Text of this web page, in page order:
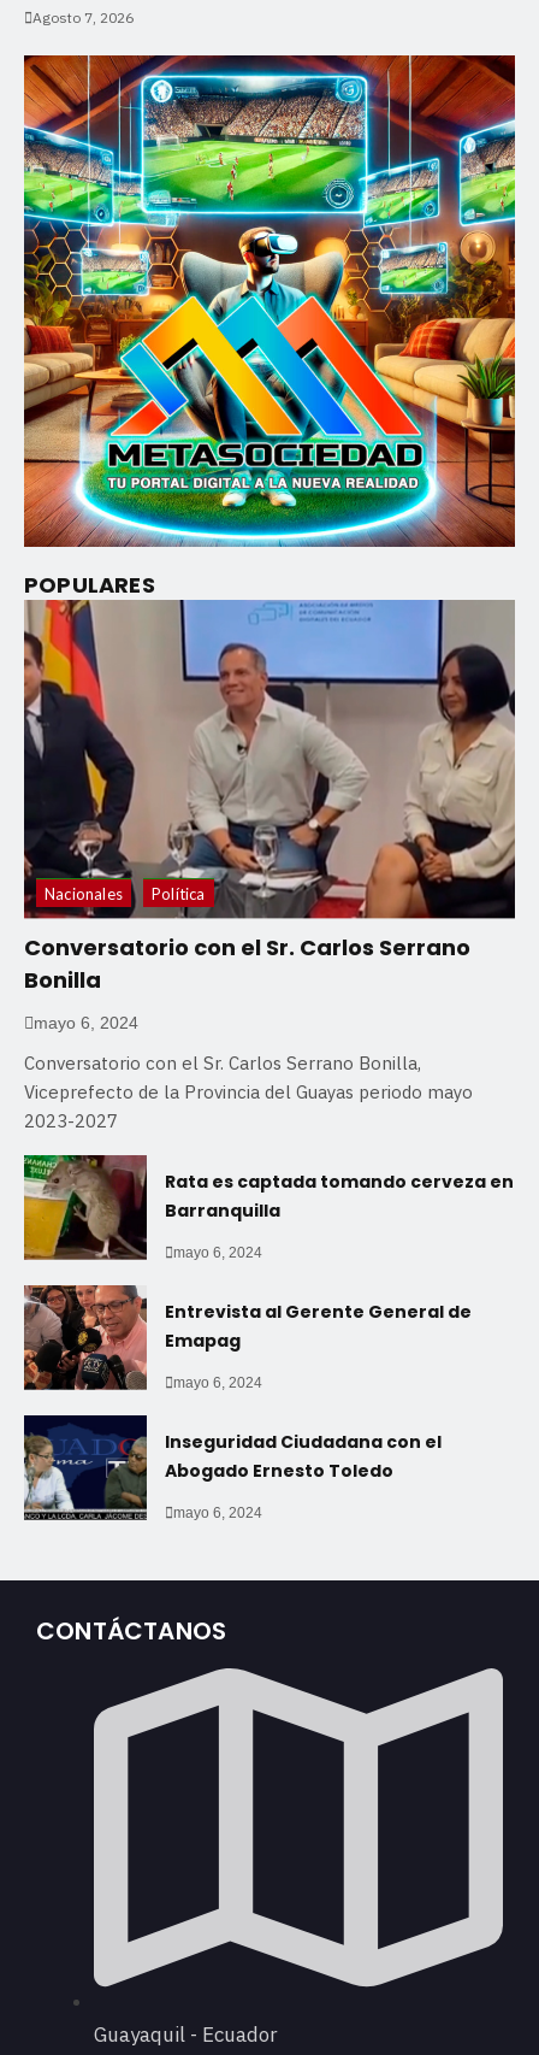
Agosto 7, 2026
POPULARES
Nacionales Política
Conversatorio con el Sr. Carlos Serrano
Bonilla
mayo 6, 2024
Conversatorio con el Sr. Carlos Serrano Bonilla,
Viceprefecto de la Provincia del Guayas periodo mayo
2023-2027
Rata es captada tomando cerveza en
Barranquilla
mayo 6, 2024
Entrevista al Gerente General de
Emapag
mayo 6, 2024
Inseguridad Ciudadana con el
Abogado Ernesto Toledo
mayo 6, 2024
CONTÁCTANOS
Guayaquil - Ecuador